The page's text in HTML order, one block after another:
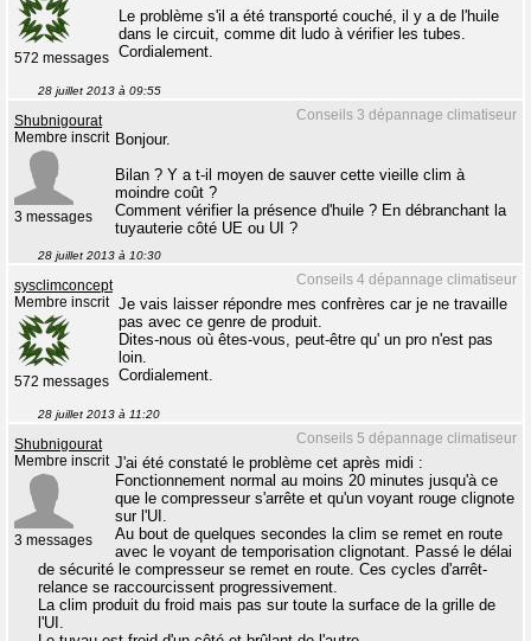
572 messages
Le problème s'il a été transporté couché, il y a de l'huile
dans le circuit, comme dit ludo à vérifier les tubes.
Cordialement.
28 juillet 2013 à 09:55
Conseils 3 dépannage climatiseur
Shubnigourat
Membre inscrit
3 messages
Bonjour.
Bilan ? Y a t-il moyen de sauver cette vieille clim à
moindre coût ?
Comment vérifier la présence d'huile ? En débranchant la
tuyauterie côté UE ou UI ?
28 juillet 2013 à 10:30
Conseils 4 dépannage climatiseur
sysclimconcept
Membre inscrit
572 messages
Je vais laisser répondre mes confrères car je ne travaille
pas avec ce genre de produit.
Dites-nous où êtes-vous, peut-être qu' un pro n'est pas
loin.
Cordialement.
28 juillet 2013 à 11:20
Conseils 5 dépannage climatiseur
Shubnigourat
Membre inscrit
3 messages
J'ai été constaté le problème cet après midi :
Fonctionnement normal au moins 20 minutes jusqu'à ce
que le compresseur s'arrête et qu'un voyant rouge clignote
sur l'UI.
Au bout de quelques secondes la clim se remet en route
avec le voyant de temporisation clignotant. Passé le délai
de sécurité le compresseur se remet en route. Ces cycles d'arrêt-
relance se raccourcissent progressivement.
La clim produit du froid mais pas sur toute la surface de la grille de
l'UI.